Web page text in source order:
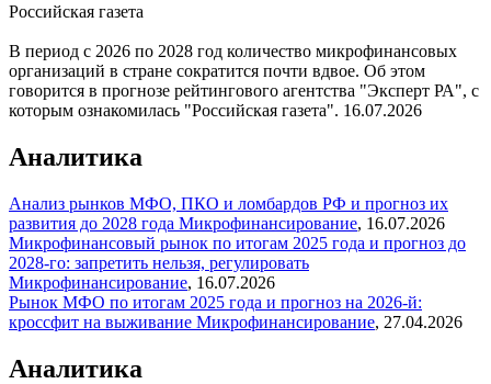
Российская газета
В период с 2026 по 2028 год количество микрофинансовых
организаций в стране сократится почти вдвое. Об этом
говорится в прогнозе рейтингового агентства "Эксперт РА", с
которым ознакомилась "Российская газета". 16.07.2026
Аналитика
Анализ рынков МФО, ПКО и ломбардов РФ и прогноз их
развития до 2028 года Микрофинансирование, 16.07.2026
Микрофинансовый рынок по итогам 2025 года и прогноз до
2028-го: запретить нельзя, регулировать
Микрофинансирование, 16.07.2026
Рынок МФО по итогам 2025 года и прогноз на 2026-й:
кроссфит на выживание Микрофинансирование, 27.04.2026
Аналитика